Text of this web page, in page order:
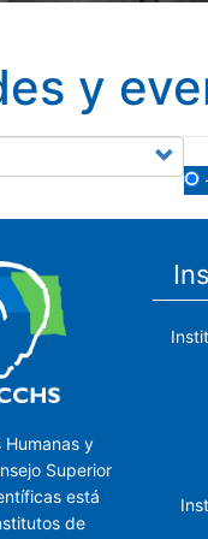
y
Humanas y
Superior
está
de